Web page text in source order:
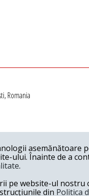
Romania
asemănătoare
ului. Înainte de a
.
pe website-ul nostru
din Politica